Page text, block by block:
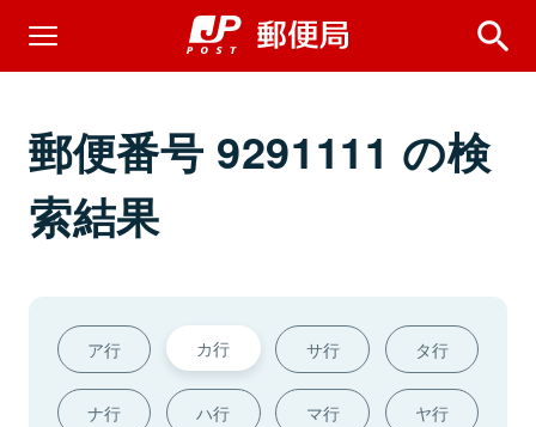
郵便番号 9291111 の検
索結果
ア行 カ行 サ行 タ行
ナ行 ハ行 マ行 ヤ行